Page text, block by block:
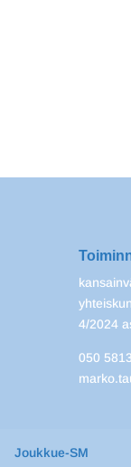
4/2024
050
Joukkue-SM